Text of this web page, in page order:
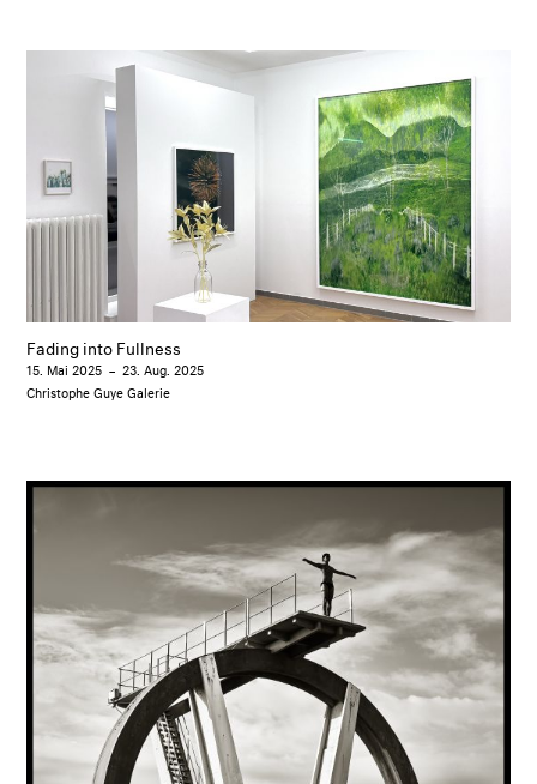
Fading into Fullness
15. Mai 2025 – 23. Aug. 2025
Christophe Guye Galerie